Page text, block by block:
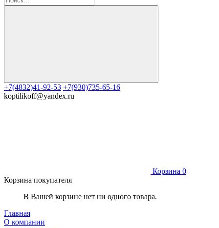
+7(4832)41-92-53 +7(930)735-65-16
koptilikoff@yandex.ru
Корзина 0
Корзина покупателя
В Вашей корзине нет ни одного товара.
Главная
О компании